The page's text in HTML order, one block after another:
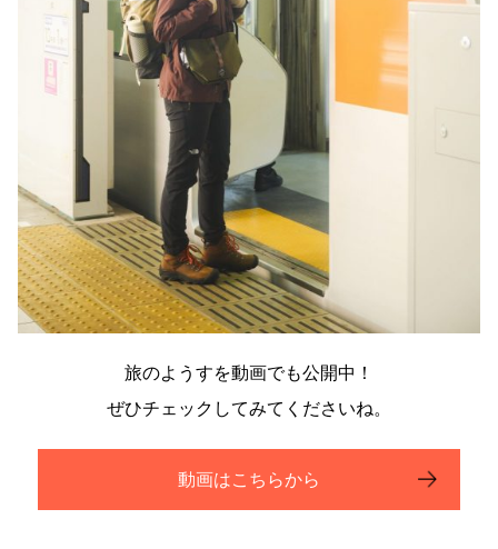
旅のようすを動画でも公開中！
ぜひチェックしてみてくださいね。
動画はこちらから